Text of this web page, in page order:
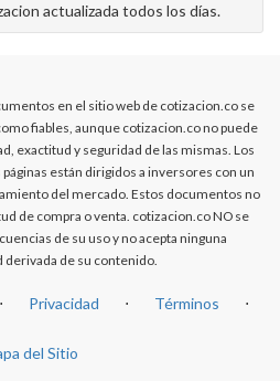
actualizada todos los días.
en el sitio web de cotizacion.co se
fiables, aunque cotizacion.co no puede
exactitud y seguridad de las mismas. Los
están dirigidos a inversores con un
del mercado. Estos documentos no
de compra o venta. cotizacion.co NO se
de su uso y no acepta ninguna
derivada de su contenido.
⋅ Privacidad ⋅ Términos ⋅
del Sitio